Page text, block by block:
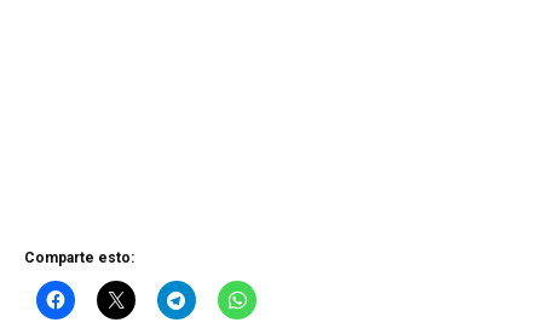
Comparte esto: